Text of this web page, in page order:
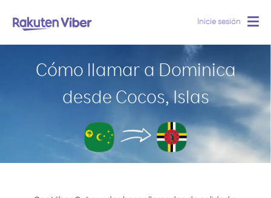
Inicie sesión
Cómo llamar a Dominica
desde Cocos, Islas